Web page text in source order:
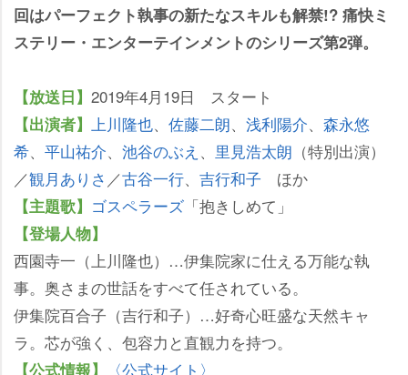
回はパーフェクト執事の新たなスキルも解禁!? 痛快ミ
ステリー・エンターテインメントのシリーズ第2弾。
【放送日】 2019年4月19日 スタート
【出演者】 上川隆也、 佐藤二朗、 浅利陽介、 森永悠
希、 平山祐介、 池谷のぶえ 、 里見浩太朗 （特別出演）
／観月ありさ ／古谷一行、 吉行和子 ほか
【主題歌】 ゴスペラーズ 「抱きしめて」
【登場人物】
西園寺一（上川隆也）…伊集院家に仕える万能な執
事。奥さまの世話をすべて任されている。
伊集院百合子（吉行和子）…好奇心旺盛な天然キャ
ラ。芯が強く、包容力と直観力を持つ。
【公式情報】 〈公式サイト〉